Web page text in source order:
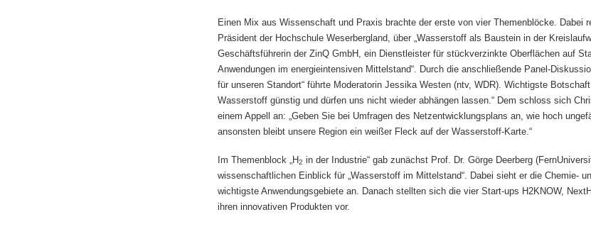
Einen Mix aus Wissenschaft und Praxis brachte der erste von vier Themenblöcke. Dabei
Präsident der Hochschule Weserbergland, über „Wasserstoff als Baustein in der
Geschäftsführerin der ZinQ GmbH, ein Dienstleister für stückverzinkte Oberflächen auf
Anwendungen im energieintensiven Mittelstand“. Durch die anschließende Panel-
für unseren Standort“ führte Moderatorin Jessika Westen (ntv, WDR). Wichtigste
Wasserstoff günstig und dürfen uns nicht wieder abhängen lassen.“ Dem schloss sich
einem Appell an: „Geben Sie bei Umfragen des Netzentwicklungsplans an, wie hoch
ansonsten bleibt unsere Region ein weißer Fleck auf der Wasserstoff-Karte.“
Im Themenblock „H2 in der Industrie“ gab zunächst Prof. Dr. Görge Deerberg
wissenschaftlichen Einblick für „Wasserstoff im Mittelstand“. Dabei sieht er die Chemie-
wichtigste Anwendungsgebiete an. Danach stellten sich die vier Start-ups H2KNOW,
ihren innovativen Produkten vor.